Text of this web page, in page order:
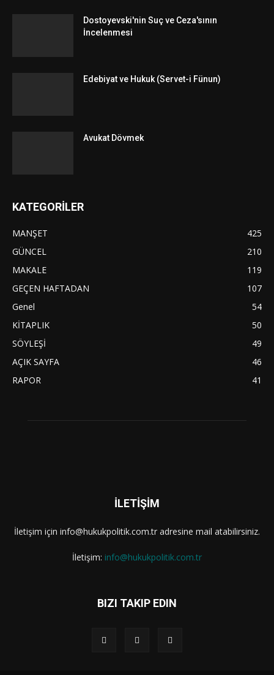
Dostoyevski'nin Suç ve Ceza'sının
İncelenmesi
Edebiyat ve Hukuk (Servet-i Fünun)
Avukat Dövmek
KATEGORİLER
MANŞET
425
GÜNCEL
210
MAKALE
119
GEÇEN HAFTADAN
107
Genel
54
KİTAPLIK
50
SÖYLEŞİ
49
AÇIK SAYFA
46
RAPOR
41
İLETİŞİM
İletişim için info@hukukpolitik.com.tr adresine mail atabilirsiniz.
İletişim: info@hukukpolitik.com.tr
BIZI TAKIP EDIN